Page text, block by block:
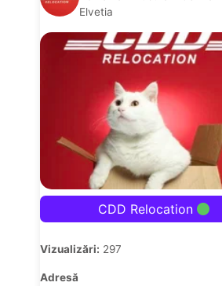
Elvetia
CDD Relocation
Vizualizări: 297
Adresă